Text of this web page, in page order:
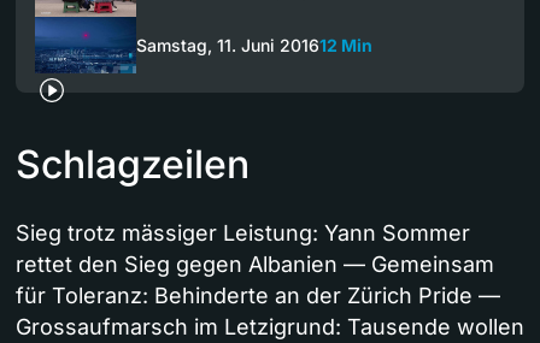
Samstag, 11. Juni 201612 Min
Schlagzeilen
Sieg trotz mässiger Leistung: Yann Sommer
rettet den Sieg gegen Albanien — Gemeinsam
für Toleranz: Behinderte an der Zürich Pride —
Grossaufmarsch im Letzigrund: Tausende wollen